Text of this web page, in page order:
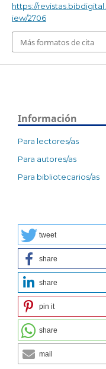
https://
iew/2706
Más formatos de cita
Información
Para lectores/as
Para autores/as
Para bibliotecarios/as
tweet
share
share
pin it
share
mail